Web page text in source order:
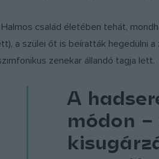
család életében tehát,
a szülei őt is beíratták hegedülni
zenekar állandó tagja lett.
A
módon